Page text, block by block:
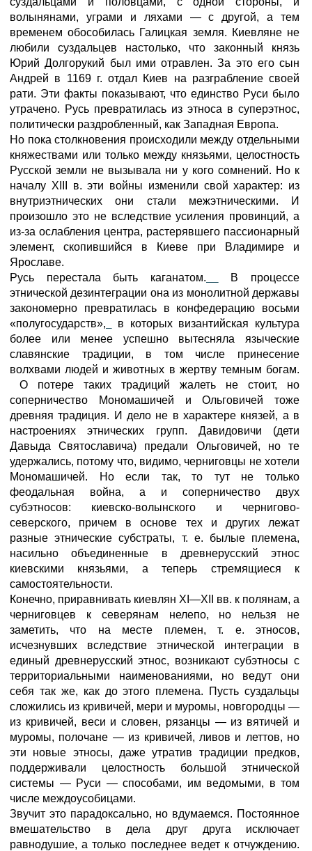
волынянами, уграми и ляхами — с другой, а тем
временем обособилась Галицкая земля. Киевляне не
любили суздальцев настолько, что законный князь
Юрий Долгорукий был ими отравлен. За это его сын
Андрей в 1169 г. отдал Киев на разграбление своей
рати. Эти факты показывают, что единство Руси было
утрачено. Русь превратилась из этноса в суперэтнос,
политически раздробленный, как Западная Европа.
Но пока столкновения происходили между отдельными
княжествами или только между князьями, целостность
Русской земли не вызывала ни у кого сомнений. Но к
началу XIII в. эти войны изменили свой характер: из
внутриэтнических они стали межэтническими. И
произошло это не вследствие усиления провинций, а
из-за ослабления центра, растерявшего пассионарный
элемент, скопившийся в Киеве при Владимире и
Ярославе.
Русь перестала быть каганатом.
В процессе
этнической дезинтеграции она из монолитной державы
закономерно превратилась в конфедерацию восьми
«полугосударств»,
в которых византийская культура
более или менее успешно вытесняла языческие
славянские традиции, в том числе принесение
волхвами людей и животных в жертву темным богам.
О потере таких традиций жалеть не стоит, но
соперничество Мономашичей и Ольговичей тоже
древняя традиция. И дело не в характере князей, а в
настроениях этнических групп. Давидовичи (дети
Давыда Святославича) предали Ольговичей, но те
удержались, потому что, видимо, черниговцы не хотели
Мономашичей. Но если так, то тут не только
феодальная война, а и соперничество двух
субэтносов: киевско-волынского и чернигово-
северского, причем в основе тех и других лежат
разные этнические субстраты, т. е. былые племена,
насильно объединенные в древнерусский этнос
киевскими князьями, а теперь стремящиеся к
самостоятельности.
Конечно, приравнивать киевлян XI—XII вв. к полянам, а
черниговцев к северянам нелепо, но нельзя не
заметить, что на месте племен, т. е. этносов,
исчезнувших вследствие этнической интеграции в
единый древнерусский этнос, возникают субэтносы с
территориальными наименованиями, но ведут они
себя так же, как до этого племена. Пусть суздальцы
сложились из кривичей, мери и муромы, новгородцы —
из кривичей, веси и словен, рязанцы — из вятичей и
муромы, полочане — из кривичей, ливов и леттов, но
эти новые этносы, даже утратив традиции предков,
поддерживали целостность большой этнической
системы — Руси — способами, им ведомыми, в том
числе междоусобицами.
Звучит это парадоксально, но вдумаемся. Постоянное
вмешательство в дела друг друга исключает
равнодушие, а только последнее ведет к отчуждению.